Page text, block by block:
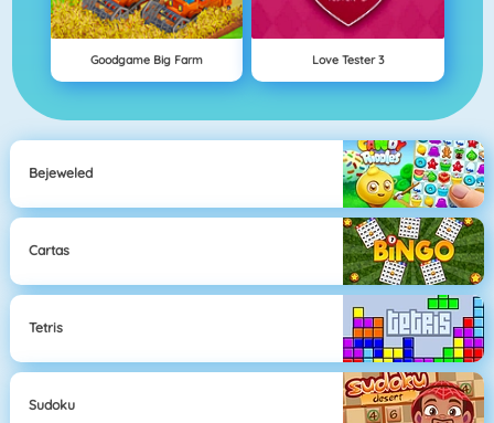
Goodgame Big Farm Love Tester 3
Bejeweled
Cartas
Tetris
Sudoku